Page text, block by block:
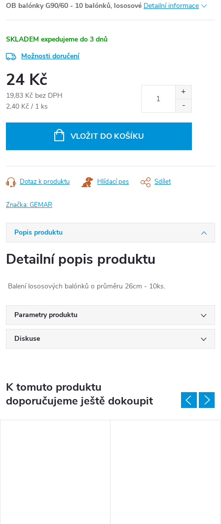
OB balónky G90/60 - 10 balónků, lososové Detailní informace
SKLADEM expedujeme do 3 dnů
Možnosti doručení
24 Kč
19,83 Kč bez DPH
Měrná
2,40 Kč / 1 ks
VLOŽIT DO KOŠÍKU
Dotaz k produktu Hlídací pes Sdílet
Značka:GEMAR
Popis produktu
Detailní popis produktu
Balení lososových balónků o průměru 26cm - 10ks.
Parametry produktu
Diskuse
K tomuto produktu
doporučujeme ještě dokoupit